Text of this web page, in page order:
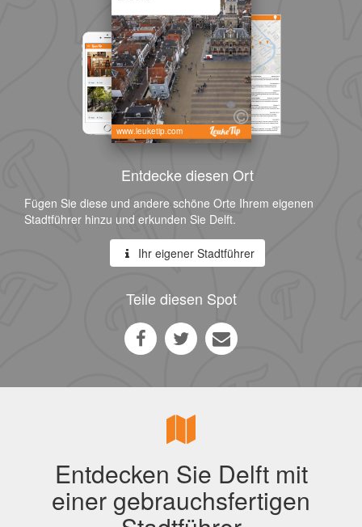
www.leuketip.com
Entdecke diesen Ort
Fügen Sie diese und andere schöne Orte Ihrem eigenen
Stadtführer hinzu und erkunden Sie Delft.
Ihr eigener Stadtführer
Teile diesen Spot
Entdecken Sie Delft mit
einer gebrauchsfertigen